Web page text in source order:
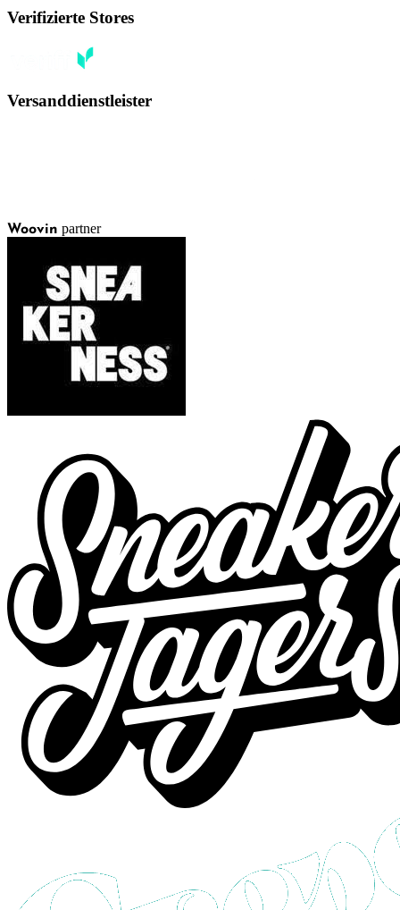
Verifizierte Stores
Versanddienstleister
Woovin partner